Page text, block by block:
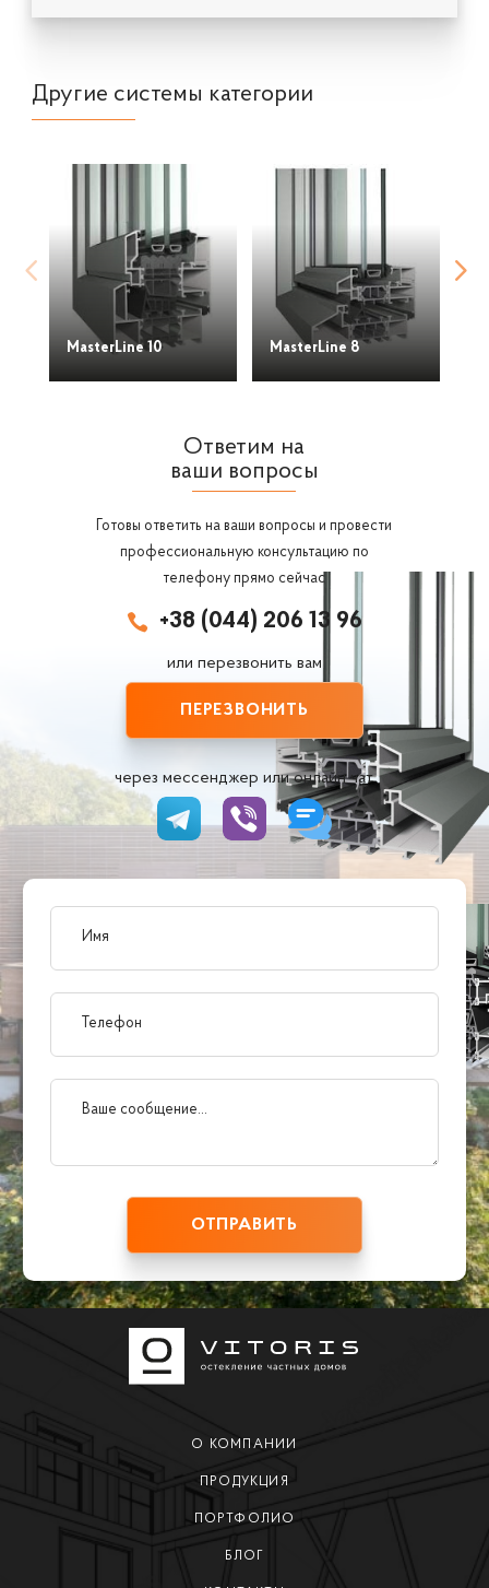
Другие системы категории
MasterLine 10 MasterLine 8
Ответим на
ваши вопросы
Готовы ответить на ваши вопросы и провести
профессиональную консультацию по
телефону прямо сейчас
 +38 (044) 206 13 96
или перезвонить вам
ПЕРЕЗВОНИТЬ
через мессенджер или онлайн чат
О КОМПАНИИ
ПРОДУКЦИЯ
ПОРТФОЛИО
БЛОГ